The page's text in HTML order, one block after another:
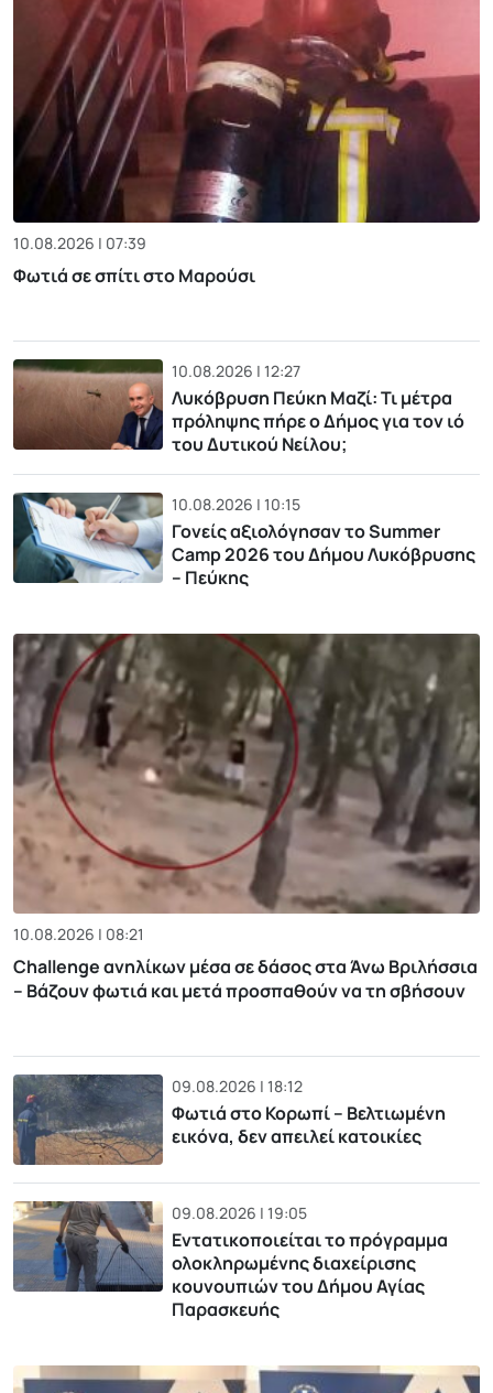
10.08.2026 | 07:39
Φωτιά σε σπίτι στο Μαρούσι
10.08.2026 | 12:27
Λυκόβρυση Πεύκη Μαζί: Τι μέτρα
πρόληψης πήρε ο Δήμος για τον ιό
του Δυτικού Νείλου;
10.08.2026 | 10:15
Γονείς αξιολόγησαν το Summer
Camp 2026 του Δήμου Λυκόβρυσης
– Πεύκης
10.08.2026 | 08:21
Challenge ανηλίκων μέσα σε δάσος στα Άνω Βριλήσσια
– Βάζουν φωτιά και μετά προσπαθούν να τη σβήσουν
09.08.2026 | 18:12
Φωτιά στο Κορωπί – Βελτιωμένη
εικόνα, δεν απειλεί κατοικίες
09.08.2026 | 19:05
Εντατικοποιείται το πρόγραμμα
ολοκληρωμένης διαχείρισης
κουνουπιών του Δήμου Αγίας
Παρασκευής